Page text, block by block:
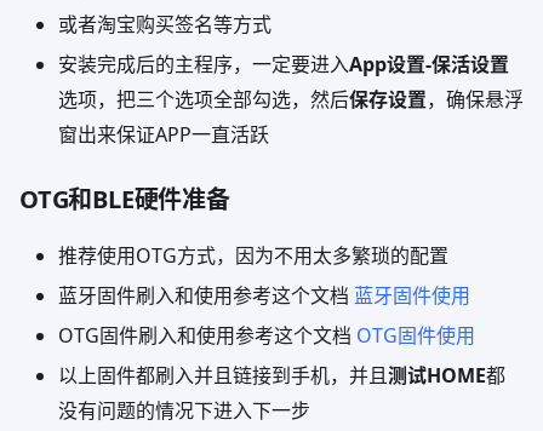
或者淘宝购买签名等方式
安装完成后的主程序，一定要进入App设置-保活设置
选项，把三个选项全部勾选，然后保存设置，确保悬浮
窗出来保证APP一直活跃
OTG和BLE硬件准备
推荐使用OTG方式，因为不用太多繁琐的配置
蓝牙固件刷入和使用参考这个文档 蓝牙固件使用
OTG固件刷入和使用参考这个文档 OTG固件使用
以上固件都刷入并且链接到手机，并且测试HOME都
没有问题的情况下进入下一步